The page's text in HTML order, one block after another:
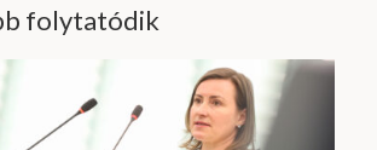
folytatódik